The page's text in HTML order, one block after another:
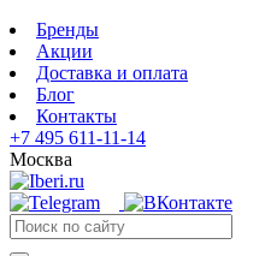
Бренды
Акции
Доставка и оплата
Блог
Контакты
+7 495 611-11-14
Москва